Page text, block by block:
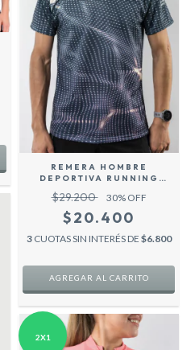
REMERA HOMBRE
DEPORTIVA RUNNING
$29.200 30% OFF
$20.400
3 CUOTAS SIN INTERÉS DE $6.800
AGREGAR AL CARRITO
2X1